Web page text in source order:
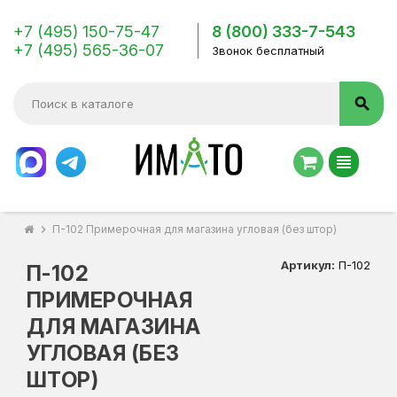
+7 (495) 150-75-47
+7 (495) 565-36-07
8 (800) 333-7-543
Звонок бесплатный
search
view_headline
chevron_right П-102 Примерочная для магазина угловая (без штор)
П-102
ПРИМЕРОЧНАЯ
ДЛЯ МАГАЗИНА
УГЛОВАЯ (БЕЗ
ШТОР)
Артикул: П-102